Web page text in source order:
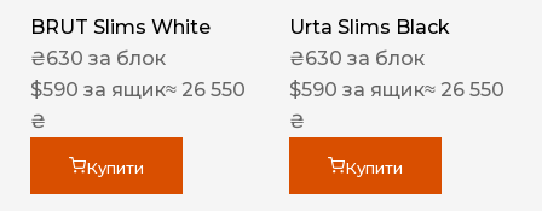
BRUT Slims White
₴630 за блок
$590 за ящик≈ 26 550
₴
Купити
Urta Slims Black
₴630 за блок
$590 за ящик≈ 26 550
₴
Купити